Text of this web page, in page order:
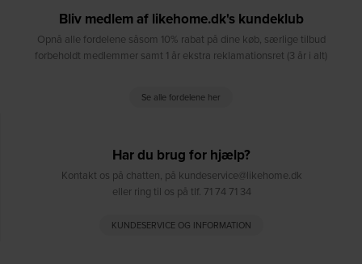
Bliv medlem af likehome.dk's kundeklub
Opnå alle fordelene såsom 10% rabat på dine køb, særlige tilbud
forbeholdt medlemmer samt 1 år ekstra reklamationsret (3 år i alt)
Se alle fordelene her
Har du brug for hjælp?
Kontakt os på chatten, på kundeservice@likehome.dk
eller ring til os på tlf. 71 74 71 34
KUNDESERVICE OG INFORMATION